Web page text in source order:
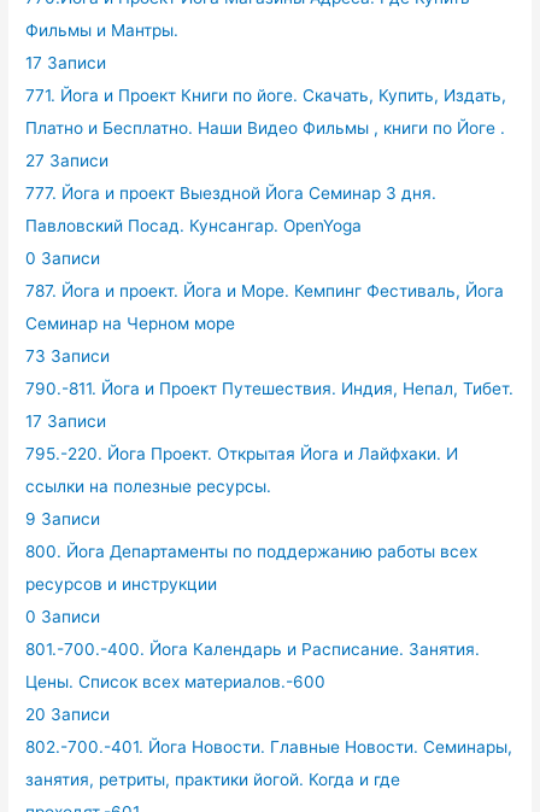
Фильмы и Мантры.
17 Записи
771. Йога и Проект Книги по йоге. Скачать, Купить, Издать,
Платно и Бесплатно. Наши Видео Фильмы , книги по Йоге .
27 Записи
777. Йога и проект Выездной Йога Семинар 3 дня.
Павловский Посад. Кунсангар. OpenYoga
0 Записи
787. Йога и проект. Йога и Море. Кемпинг Фестиваль, Йога
Семинар на Черном море
73 Записи
790.-811. Йога и Проект Путешествия. Индия, Непал, Тибет.
17 Записи
795.-220. Йога Проект. Открытая Йога и Лайфхаки. И
ссылки на полезные ресурсы.
9 Записи
800. Йога Департаменты по поддержанию работы всех
ресурсов и инструкции
0 Записи
801.-700.-400. Йога Календарь и Расписание. Занятия.
Цены. Список всех материалов.-600
20 Записи
802.-700.-401. Йога Новости. Главные Новости. Семинары,
занятия, ретриты, практики йогой. Когда и где